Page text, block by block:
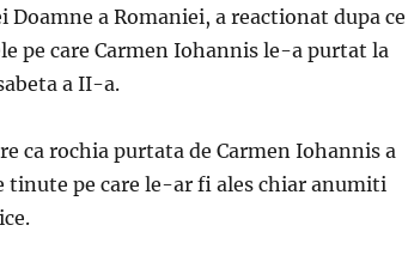
a Romaniei, a reactionat dupa ce
pe care Carmen Iohannis le-a purtat la
a II-a.
ca rochia purtata de Carmen Iohannis a
pe care le-ar fi ales chiar anumiti